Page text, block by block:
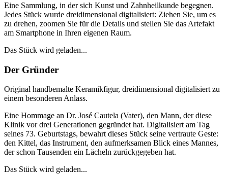
Eine Sammlung, in der sich Kunst und Zahnheilkunde begegnen.
Jedes Stück wurde dreidimensional digitalisiert: Ziehen Sie, um es
zu drehen, zoomen Sie für die Details und stellen Sie das Artefakt
am Smartphone in Ihren eigenen Raum.
Das Stück wird geladen...
Der Gründer
Original handbemalte Keramikfigur, dreidimensional digitalisiert zu
einem besonderen Anlass.
Eine Hommage an Dr. José Cautela (Vater), den Mann, der diese
Klinik vor drei Generationen gegründet hat. Digitalisiert am Tag
seines 73. Geburtstags, bewahrt dieses Stück seine vertraute Geste:
den Kittel, das Instrument, den aufmerksamen Blick eines Mannes,
der schon Tausenden ein Lächeln zurückgegeben hat.
Das Stück wird geladen...